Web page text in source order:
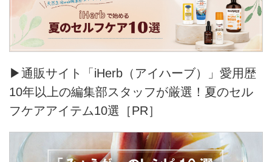
▶通販サイト「iHerb（アイハーブ）」愛用歴
10年以上の編集部スタッフが厳選！夏のセル
フケアアイテム10選［PR］